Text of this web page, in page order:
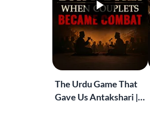
The Urdu Game That
Gave Us Antakshari |